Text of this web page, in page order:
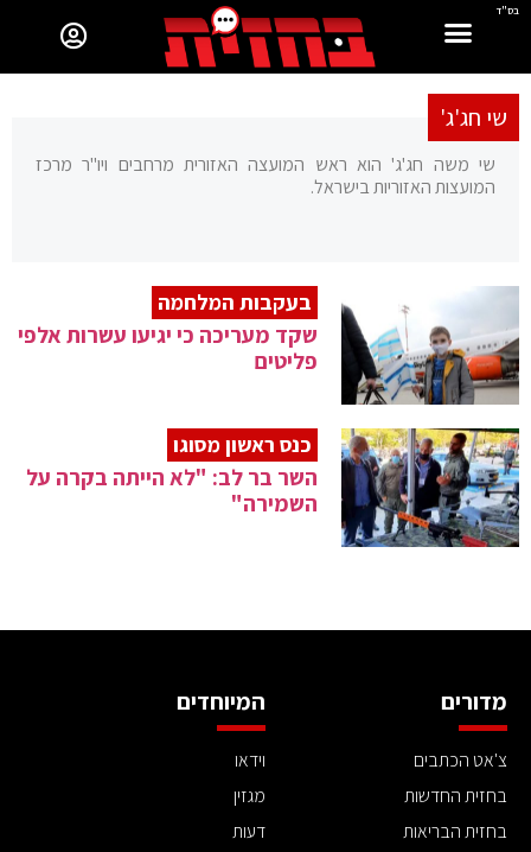
בס"ד
שי חג'ג'
שי משה חג'ג' הוא ראש המועצה האזורית מרחבים ויו"ר מרכז
המועצות האזוריות בישראל.
בעקבות המלחמה
שקד מעריכה כי יגיעו עשרות אלפי
פליטים
כנס ראשון מסוגו
השר בר לב: "לא הייתה בקרה על
השמירה"
מדורים
צ'אט הכתבים
בחזית החדשות
בחזית הבריאות
המיוחדים
וידאו
מגזין
דעות